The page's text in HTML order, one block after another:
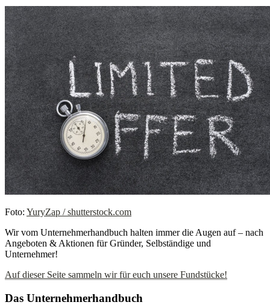
Foto: YuryZap / shutterstock.com
Wir vom Unternehmerhandbuch halten immer die Augen auf – nach
Angeboten & Aktionen für Gründer, Selbständige und
Unternehmer!
Auf dieser Seite sammeln wir für euch unsere Fundstücke!
Das Unternehmerhandbuch